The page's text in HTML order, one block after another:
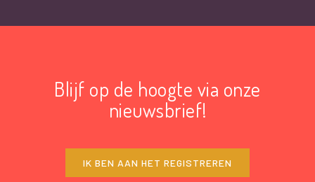
Blijf op de hoogte via onze
nieuwsbrief!
IK BEN AAN HET REGISTREREN